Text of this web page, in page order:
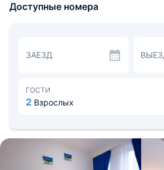
набором полотенец, ЖК-телевизор и
приготовления любимых блюд.
стать посещение соседнего кафе
Ледовый дворец «Молодежный» - в
до аэропорта Завьялово - 11,3 км, до
Доступные номера
ЗАЕЗД
ГОСТИ
2 Взрослых